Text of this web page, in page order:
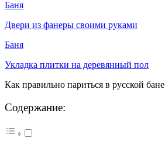
Баня
Двери из фанеры своими руками
Баня
Укладка плитки на деревянный пол
Как правильно париться в русской бане
Содержание: